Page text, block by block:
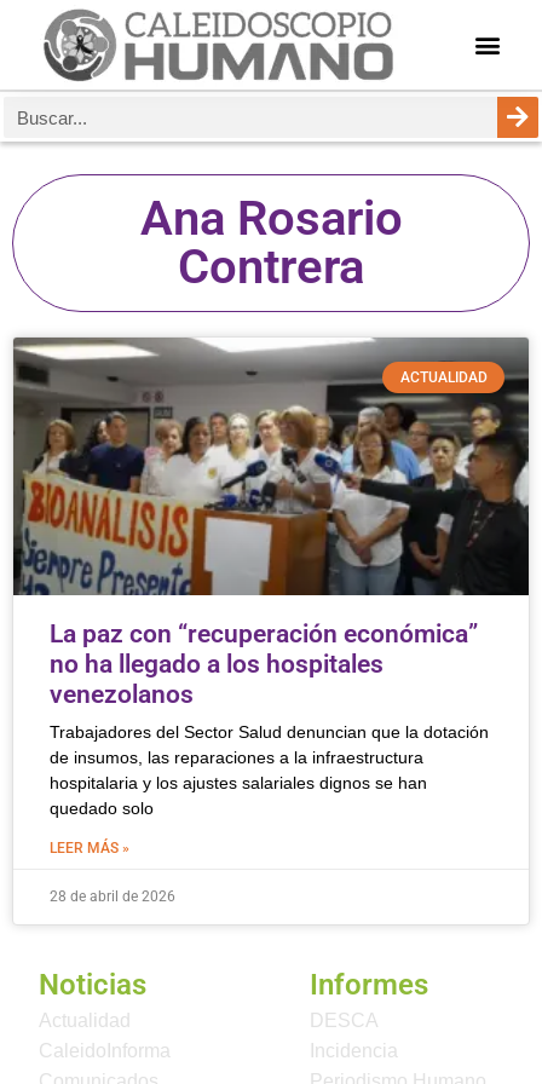
Ana Rosario
Contrera
ACTUALIDAD
La paz con “recuperación económica”
no ha llegado a los hospitales
venezolanos
Trabajadores del Sector Salud denuncian que la dotación
de insumos, las reparaciones a la infraestructura
hospitalaria y los ajustes salariales dignos se han
quedado solo
LEER MÁS »
28 de abril de 2026
Noticias
Actualidad
CaleidoInforma
Informes
DESCA
Incidencia